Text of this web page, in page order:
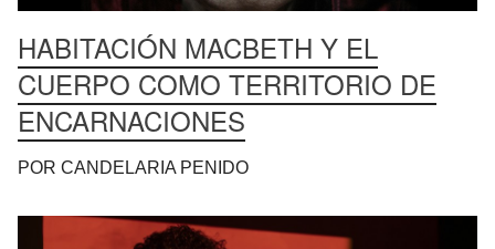
HABITACIÓN MACBETH Y EL
CUERPO COMO TERRITORIO DE
ENCARNACIONES
POR CANDELARIA PENIDO